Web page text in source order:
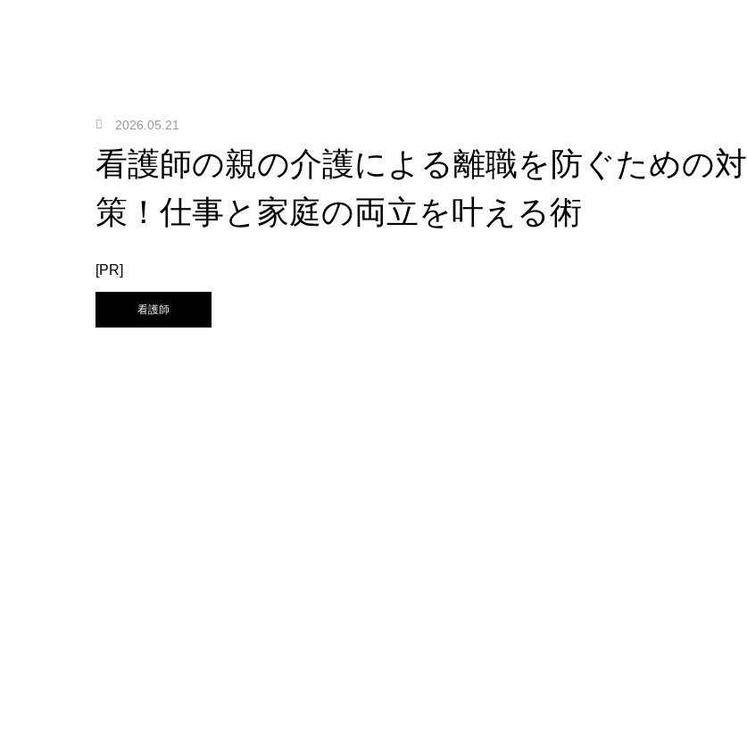
2026.05.21
看護師の親の介護による離職を防ぐための対
策！仕事と家庭の両立を叶える術
[PR]
看護師